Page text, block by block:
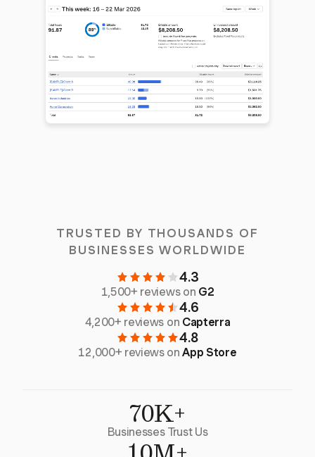
TRUSTED BY THOUSANDS OF
BUSINESSES WORLDWIDE
4.3
1,500+ reviews on G2
4.6
4,200+ reviews on Capterra
4.8
12,000+ reviews onApp Store
70K+
Businesses Trust Us